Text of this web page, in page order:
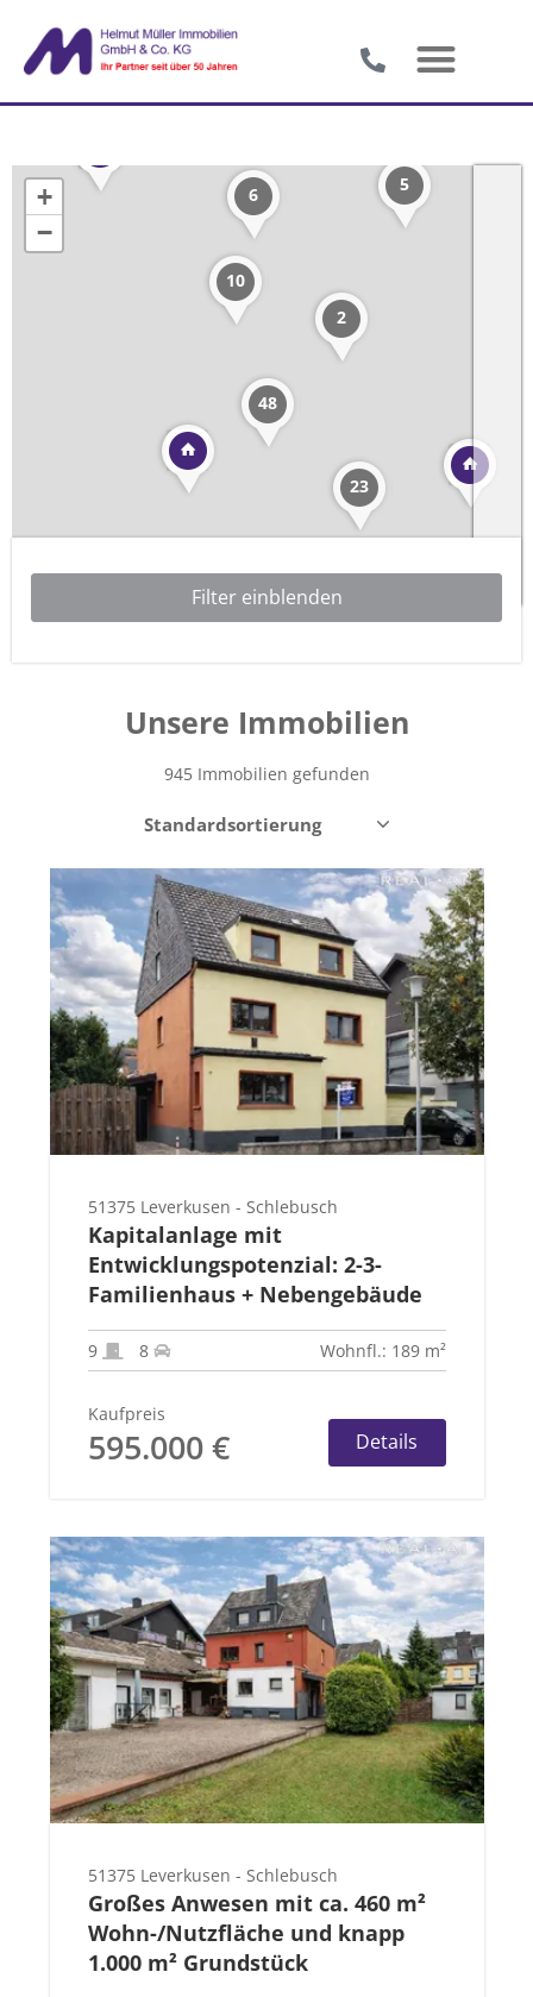
2
5
10
6
6
23
48
+
−
Leaflet| ©OpenStreetMap
Unsere Immobilien
945 Immobilien gefunden
51375 Leverkusen - Schlebusch
Kapitalanlage mit
Entwicklungspotenzial: 2-3-
Familienhaus + Nebengebäude
9 8 Wohnfl.: 189 m²
Kaufpreis
595.000 € Details
51375 Leverkusen - Schlebusch
Großes Anwesen mit ca. 460 m²
Wohn-/Nutzfläche und knapp
1.000 m² Grundstück